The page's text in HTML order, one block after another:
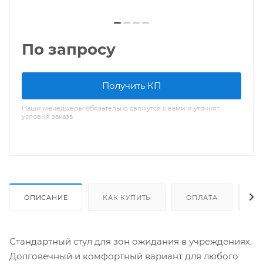
По запросу
Получить КП
Наши менеджеры обязательно свяжутся с вами и уточнят
условия заказа
ОПИСАНИЕ КАК КУПИТЬ ОПЛАТА
Стандартный стул для зон ожидания в учреждениях.
Долговечный и комфортный вариант для любого